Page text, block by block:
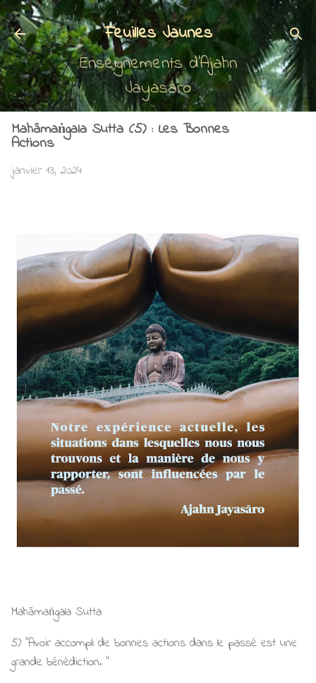
Accéder au contenu principal
Feuilles Jaunes
Enseignements d'Ajahn
Jayasaro
Mahāmaṅgala Sutta (5) : Les Bonnes
Actions
janvier 13, 2024
Mahāmaṅgala Sutta
5) “Avoir accompli de bonnes actions dans le passé est une
grande bénédiction. "